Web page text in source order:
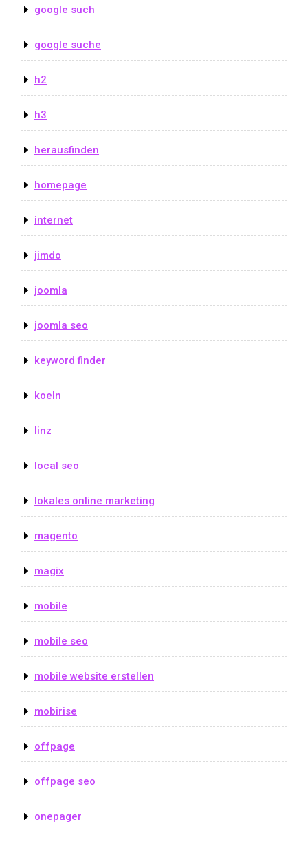
google such
google suche
h2
h3
herausfinden
homepage
internet
jimdo
joomla
joomla seo
keyword finder
koeln
linz
local seo
lokales online marketing
magento
magix
mobile
mobile seo
mobile website erstellen
mobirise
offpage
offpage seo
onepager